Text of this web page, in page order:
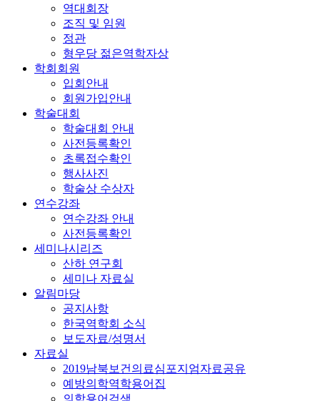
역대회장
조직 및 임원
정관
형우당 젊은역학자상
학회회원
입회안내
회원가입안내
학술대회
학술대회 안내
사전등록확인
초록접수확인
행사사진
학술상 수상자
연수강좌
연수강좌 안내
사전등록확인
세미나시리즈
산하 연구회
세미나 자료실
알림마당
공지사항
한국역학회 소식
보도자료/성명서
자료실
2019남북보건의료심포지엄자료공유
예방의학역학용어집
의학용어검색